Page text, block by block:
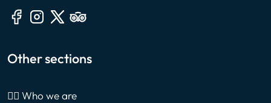
Other sections
🙎‍♂️ Who we are